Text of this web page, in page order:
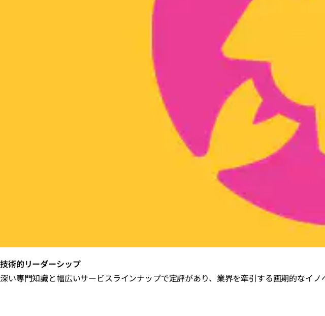
技術的リーダーシップ
深い専門知識と幅広いサービスラインナップで定評があり、業界を牽引する画期的なイノ